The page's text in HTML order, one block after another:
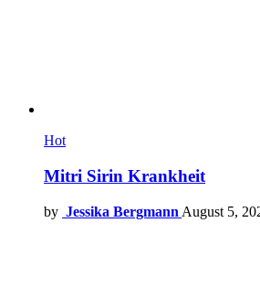
Hot
Mitri Sirin Krankheit
by Jessika Bergmann August 5,